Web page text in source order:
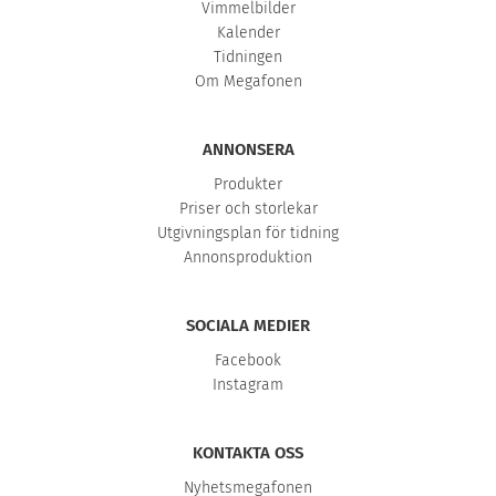
Vimmelbilder
Kalender
Tidningen
Om Megafonen
ANNONSERA
Produkter
Priser och storlekar
Utgivningsplan för tidning
Annonsproduktion
SOCIALA MEDIER
Facebook
Instagram
KONTAKTA OSS
Nyhetsmegafonen